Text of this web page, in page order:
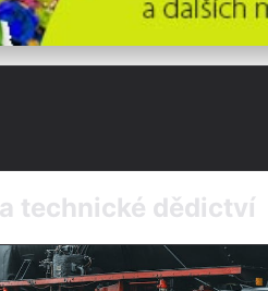
technické dědictví